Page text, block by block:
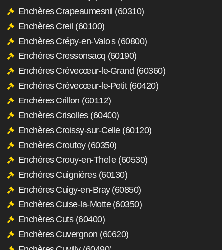
Enchères Crapeaumesnil (60310)
Enchères Creil (60100)
Enchères Crépy-en-Valois (60800)
Enchères Cressonsacq (60190)
Enchères Crèvecœur-le-Grand (60360)
Enchères Crèvecœur-le-Petit (60420)
Enchères Crillon (60112)
Enchères Crisolles (60400)
Enchères Croissy-sur-Celle (60120)
Enchères Croutoy (60350)
Enchères Crouy-en-Thelle (60530)
Enchères Cuignières (60130)
Enchères Cuigy-en-Bray (60850)
Enchères Cuise-la-Motte (60350)
Enchères Cuts (60400)
Enchères Cuvergnon (60620)